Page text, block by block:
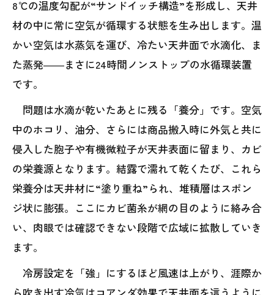
8℃の温度勾配が“サンドイッチ構造”を形成し、天井
材の中に常に空気が循環する状態を生み出します。温
かい空気は水蒸気を運び、冷たい天井面で水滴化、ま
た蒸発――まさに24時間ノンストップの水循環装置
です。
問題は水滴が乾いたあとに残る「養分」です。空気
中のホコリ、油分、さらには商品搬入時に外気と共に
侵入した胞子や有機微粒子が天井表面に留まり、カビ
の栄養源となります。結露で濡れて乾くたび、これら
栄養分は天井材に“塗り重ね”られ、堆積層はスポン
ジ状に膨張。ここにカビ菌糸が網の目のように絡み合
い、肉眼では確認できない段階で広域に拡散していき
ます。
冷房設定を「強」にするほど風速は上がり、涯際か